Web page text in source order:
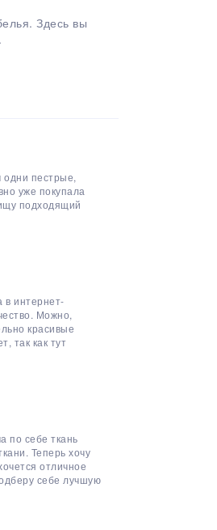
Здесь вы
одни пестрые,
уже покупала
подходящий
в интернет-
Можно,
красивые
так как тут
по себе ткань
Теперь хочу
отличное
себе лучшую